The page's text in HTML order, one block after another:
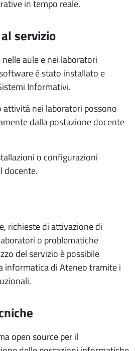
in tempo reale.
servizio
aule e nei laboratori
è stato installato e
Informativi.
attività nei laboratori possono
dalla postazione docente
o configurazioni
docente.
richieste di attivazione di
o problematiche
del servizio è possibile
informatica di Ateneo tramite i
open source per il